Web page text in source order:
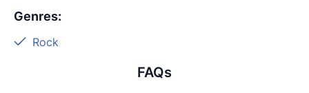
Genres:
Rock
FAQs